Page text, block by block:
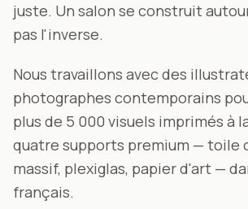
juste. Un salon se construit
pas l'inverse.
Nous travaillons avec des
photographes contemporains
plus de 5 000 visuels imprimés à
quatre supports premium — toile
massif, plexiglas, papier d'art —
français.